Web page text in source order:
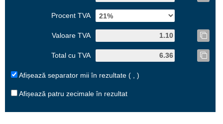
Procent TVA
Valoare TVA
Total cu TVA
Afișează separator mii în rezultate ( , )
Afișează patru zecimale în rezultat